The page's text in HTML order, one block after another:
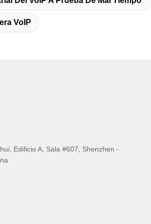
VoIP
Edificio A, Sala #607, Shenzhen -